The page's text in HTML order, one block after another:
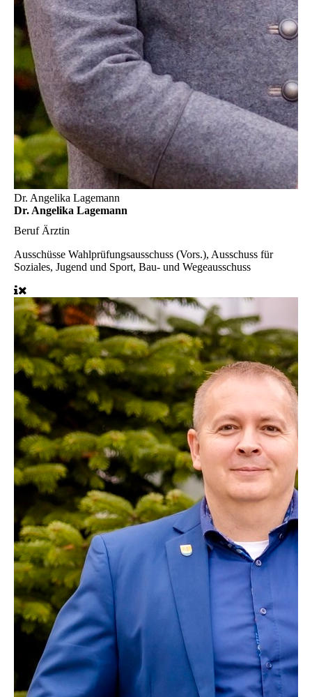
Dr. Angelika Lagemann
Dr. Angelika Lagemann
Beruf Ärztin
Ausschüsse Wahlprüfungsausschuss (Vors.), Ausschuss für
Soziales, Jugend und Sport, Bau- und Wegeausschuss